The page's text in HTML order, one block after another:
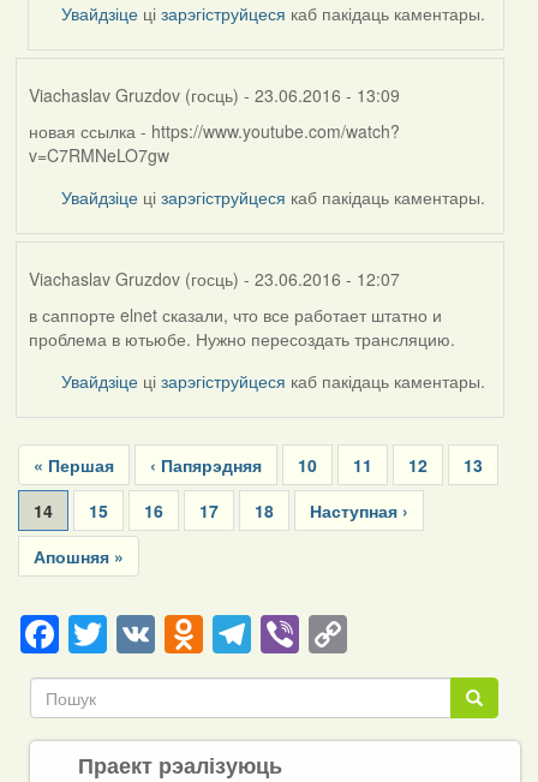
Harrier
Увайдзіце цізарэгіструйцеся каб пакідаць каментары.
Viachaslav Gruzdov (госць) - 23.06.2016 - 13:09
новая ссылка - https://www.youtube.com/watch?
v=C7RMNeLO7gw
Увайдзіце цізарэгіструйцеся каб пакідаць каментары.
Viachaslav Gruzdov (госць) - 23.06.2016 - 12:07
в саппорте elnet сказали, что все работает штатно и
проблема в ютьюбе. Нужно пересоздать трансляцию.
Увайдзіце цізарэгіструйцеся каб пакідаць каментары.
Pagination
First
page
« Першая
Previous
page
‹ Папярэдняя Page
10 Page
11 Page
12 Page
13
Current
page
14 Page
15 Page
16 Page
17 Page
18
Next
page
Наступная ›
Last
page
Апошняя »
Facebook
Twitter
VKOdnoklassniki
Telegram
ViberCopy
Link Пошук
Пошук
Праект рэалізуюць